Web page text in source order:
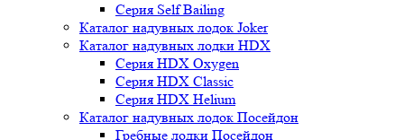
Серия Self Bailing
Каталог надувных лодок Joker
Каталог надувных лодки HDX
Серия HDX Oxygen
Серия HDX Classic
Серия HDX Helium
Каталог надувных лодок Посейдон
Гребные лодки Посейдон